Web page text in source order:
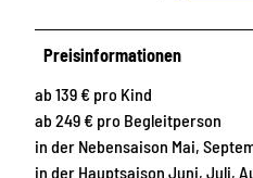
Preisinformationen
ab 139 € pro Kind
ab 249 € pro Begleitperson
in der Nebensaison Mai,
in der Hauptsaison Juni, Juli,